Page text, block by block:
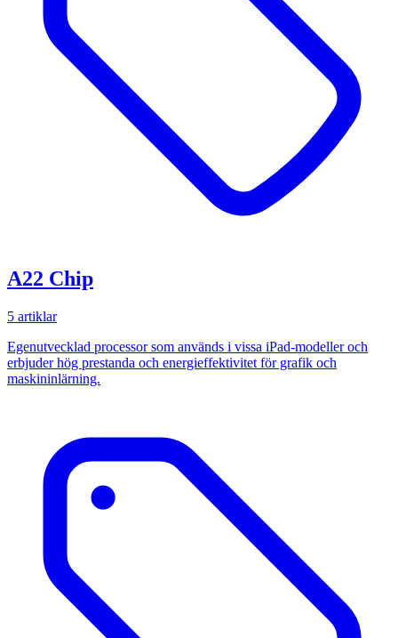
A22 Chip
5 artiklar
Egenutvecklad processor som används i vissa iPad-modeller och
erbjuder hög prestanda och energieffektivitet för grafik och
maskininlärning.